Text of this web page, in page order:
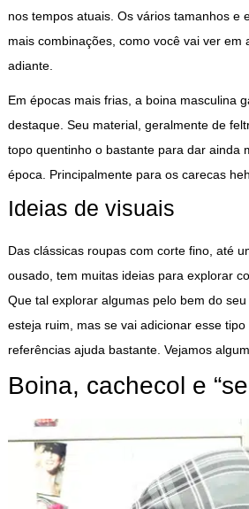
nos tempos atuais. Os vários tamanhos e
mais combinações, como você vai ver em
adiante.
Em épocas mais frias, a boina masculina
destaque. Seu material, geralmente de
topo quentinho o bastante para dar ainda
época. Principalmente para os carecas
Ideias de visuais
Das clássicas roupas com corte fino, até
ousado, tem muitas ideias para explorar
Que tal explorar algumas pelo bem do
esteja ruim, mas se vai adicionar esse
referências ajuda bastante. Vejamos
Boina, cachecol e